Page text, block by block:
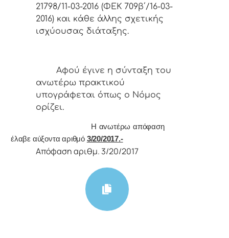
21798/11-03-2016 (ΦΕΚ 709β΄/16-03-
2016) και κάθε άλλης σχετικής
ισχύουσας διάταξης.
Αφoύ έγιvε η σύvταξη τoυ
αvωτέρω πρακτικoύ
υπoγράφεται όπως o Νόμoς
oρίζει.
Η αvωτέρω απόφαση
έλαβε αύξοντα αριθμό 3/20/2017.-
Απόφαση αριθμ. 3/20/2017